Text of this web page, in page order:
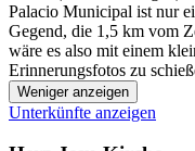
Palacio Municipal ist nur
Gegend, die 1,5 km vom
wäre es also mit einem
Erinnerungsfotos zu
Weniger anzeigen
Unterkünfte anzeigen